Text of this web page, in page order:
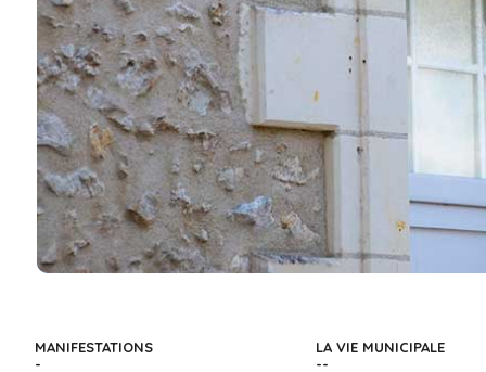
MANIFESTATIONS LA VIE MUNICIPALE